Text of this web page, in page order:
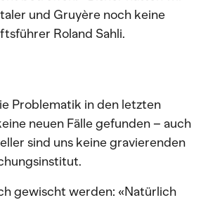
und Gruyère noch keine
Roland Sahli.
Problematik in den letzten
neuen Fälle gefunden – auch
sind uns keine gravierenden
gewischt werden: «Natürlich